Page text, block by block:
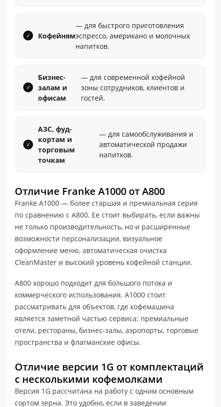
Кофейням
— для быстрого приготовления
эспрессо, американо и молочных
напитков.
Бизнес-
залам и
офисам
— для современной кофейной
зоны сотрудников, клиентов и
гостей.
АЗС, фуд-
кортам и
торговым
точкам
— для самообслуживания и
автоматической продажи
напитков.
Отличие Franke A1000 от A800
Franke A1000 — более старшая и премиальная серия
по сравнению с A800. Ее стоит выбирать, если важны
не только производительность, но и расширенные
возможности персонализации, визуальное
оформление меню, автоматическая очистка
CleanMaster и высокий уровень кофейной станции.
A800 хорошо подходит для большого потока и
коммерческого использования. A1000 стоит
рассматривать для объектов, где кофемашина
является заметной частью сервиса: премиальные
отели, рестораны, бизнес-залы, аэропорты, торговые
пространства и флагманские офисы.
Отличие версии 1G от комплектаций
с несколькими кофемолками
Версия 1G рассчитана на работу с одним основным
сортом зерна. Это удобно, если в заведении